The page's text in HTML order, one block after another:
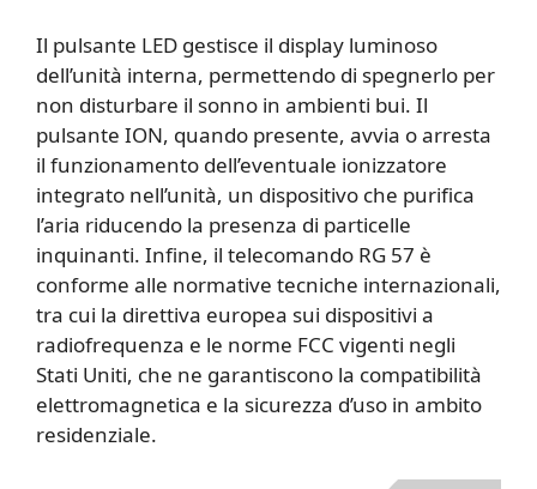
Il pulsante LED gestisce il display luminoso
dell’unità interna, permettendo di spegnerlo per
non disturbare il sonno in ambienti bui. Il
pulsante ION, quando presente, avvia o arresta
il funzionamento dell’eventuale ionizzatore
integrato nell’unità, un dispositivo che purifica
l’aria riducendo la presenza di particelle
inquinanti. Infine, il telecomando RG 57 è
conforme alle normative tecniche internazionali,
tra cui la direttiva europea sui dispositivi a
radiofrequenza e le norme FCC vigenti negli
Stati Uniti, che ne garantiscono la compatibilità
elettromagnetica e la sicurezza d’uso in ambito
residenziale.